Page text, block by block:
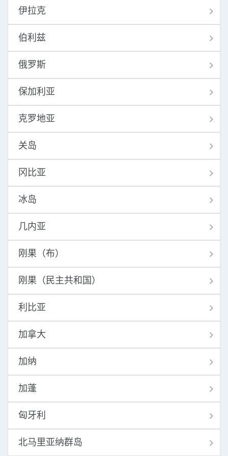
伊拉克
伯利兹
俄罗斯
保加利亚
克罗地亚
关岛
冈比亚
冰岛
几内亚
刚果（布）
刚果（民主共和国）
利比亚
加拿大
加纳
加蓬
匈牙利
北马里亚纳群岛